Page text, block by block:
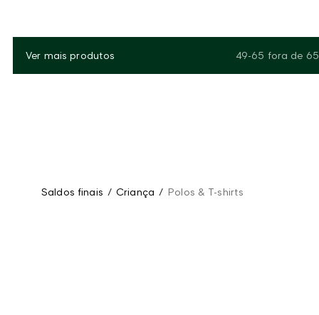
Ver mais produtos 49-65 fora de 65
Saldos finais / Criança / Polos & T-shirts